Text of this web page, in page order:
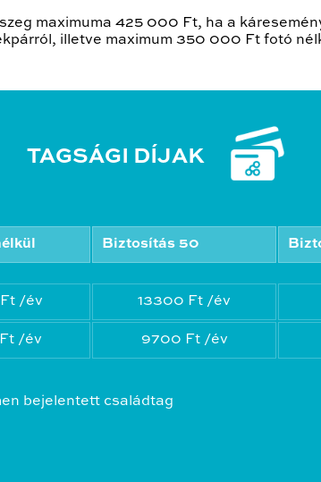
maximuma 425 000 Ft, ha a
illetve maximum 350 000 Ft fotó
TAGSÁGI DÍJAK
Biztosítás 50
/év 13300 Ft /év
/év 9700 Ft /év
bejelentett családtag